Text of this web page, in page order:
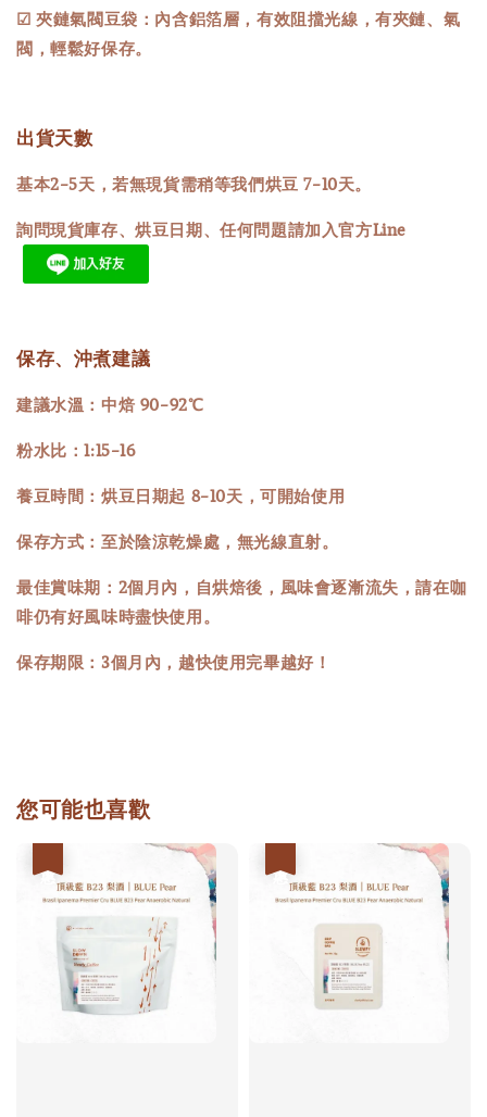
☑ 夾鏈氣閥豆袋：內含鋁箔層，有效阻擋光線，有夾鏈、氣
閥，輕鬆好保存。
出貨天數
基本2-5天，若無現貨需稍等我們烘豆 7-10天。
詢問現貨庫存、烘豆日期、任何問題請加入官方Line
保存、沖煮建議
建議水溫：中焙 90-92℃
粉水比：1:15-16
養豆時間：烘豆日期起 8-10天，可開始使用
保存方式：至於陰涼乾燥處，無光線直射。
最佳賞味期：2個月內，自烘焙後，風味會逐漸流失，請在咖
啡仍有好風味時盡快使用。
保存期限：3個月內，越快使用完畢越好！
您可能也喜歡